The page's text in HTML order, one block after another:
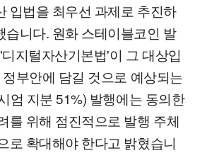
입법을 최우선 과제로 추진하
습니다. 원화 스테이블코인 발
지털자산기본법'이 그 대상입
부안에 담길 것으로 예상되는
엄 지분 51%) 발행에는 동의한
를 위해 점진적으로 발행 주체
로 확대해야 한다고 밝혔습니